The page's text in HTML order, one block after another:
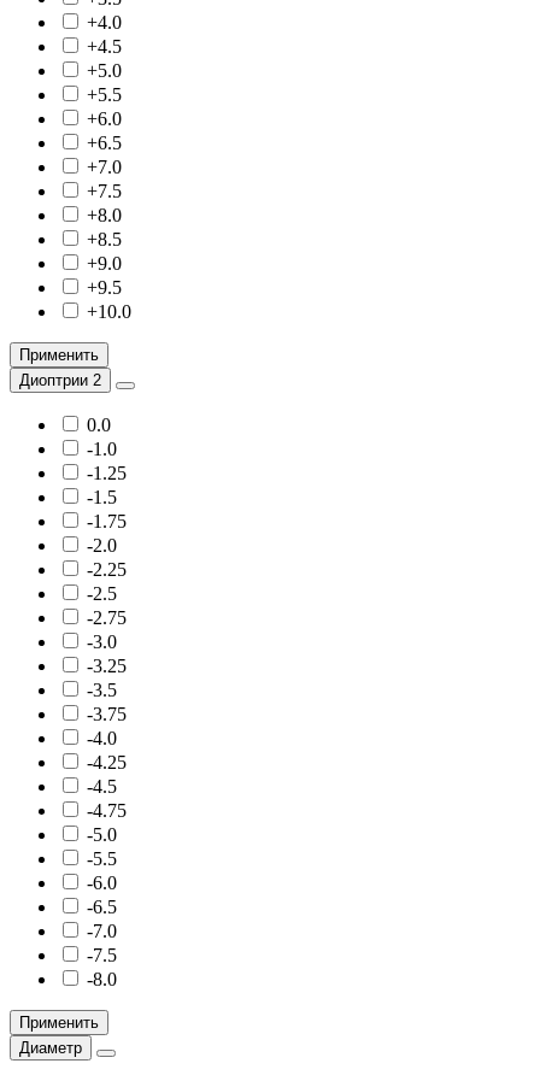
+4.0
+4.5
+5.0
+5.5
+6.0
+6.5
+7.0
+7.5
+8.0
+8.5
+9.0
+9.5
+10.0
Применить
Диоптрии 2
0.0
-1.0
-1.25
-1.5
-1.75
-2.0
-2.25
-2.5
-2.75
-3.0
-3.25
-3.5
-3.75
-4.0
-4.25
-4.5
-4.75
-5.0
-5.5
-6.0
-6.5
-7.0
-7.5
-8.0
Применить
Диаметр